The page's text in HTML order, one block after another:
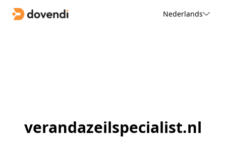
Nederlands
verandazeilspecialist.nl